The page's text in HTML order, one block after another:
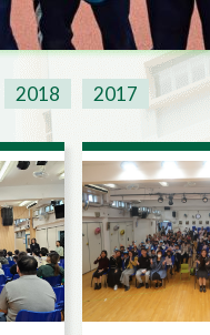
2018 2017